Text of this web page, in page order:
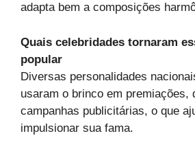
adapta bem a composições
Quais celebridades tornaram
popular
Diversas personalidades
usaram o brinco em premiações,
campanhas publicitárias, o que
impulsionar sua fama.